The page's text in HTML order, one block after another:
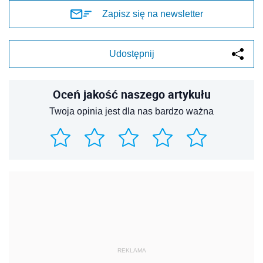
Zapisz się na newsletter
Udostępnij
Oceń jakość naszego artykułu
Twoja opinia jest dla nas bardzo ważna
REKLAMA